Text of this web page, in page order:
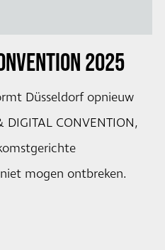
2025
Düsseldorf opnieuw
CONVENTION,
mogen ontbreken.